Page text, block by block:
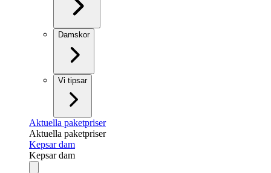
Damskor
Vi tipsar
Aktuella paketpriser
Aktuella paketpriser
Kepsar dam
Kepsar dam